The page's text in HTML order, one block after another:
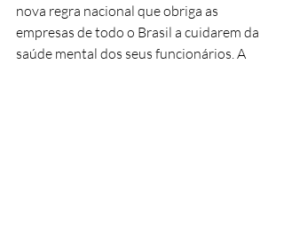
nova regra nacional que obriga as
empresas de todo o Brasil a cuidarem da
saúde mental dos seus funcionários. A